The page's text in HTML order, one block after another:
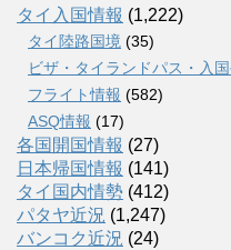
タイ入国情報 (1,222)
タイ陸路国境 (35)
ビザ・タイランドパス・入
フライト情報 (582)
ASQ情報 (17)
各国開国情報 (27)
日本帰国情報 (141)
タイ国内情勢 (412)
パタヤ近況 (1,247)
バンコク近況 (24)